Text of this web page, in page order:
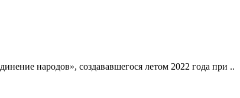
народов», создававшегося летом 2022 года при ..